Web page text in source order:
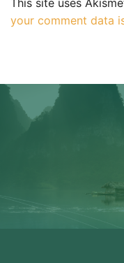
This site uses
your comment data